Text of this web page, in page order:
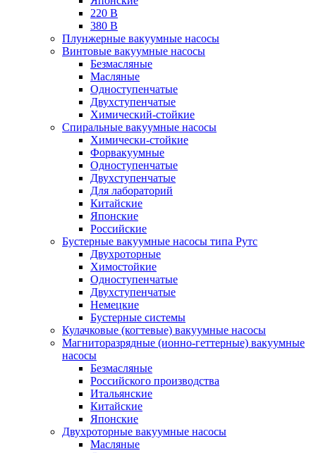
220 В
380 В
Плунжерные вакуумные насосы
Винтовые вакуумные насосы
Безмасляные
Масляные
Одноступенчатые
Двухступенчатые
Химический-стойкие
Спиральные вакуумные насосы
Химически-стойкие
Форвакуумные
Одноступенчатые
Двухступенчатые
Для лабораторий
Китайские
Японские
Российские
Бустерные вакуумные насосы типа Рутс
Двухроторные
Химостойкие
Одноступенчатые
Двухступенчатые
Немецкие
Бустерные системы
Кулачковые (когтевые) вакуумные насосы
Магниторазрядные (ионно-геттерные) вакуумные
насосы
Безмасляные
Российского производства
Итальянские
Китайские
Японские
Двухроторные вакуумные насосы
Масляные